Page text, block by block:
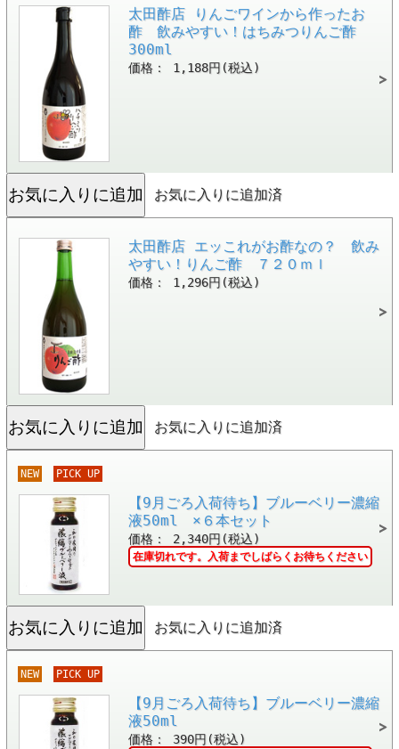
太田酢店 りんごワインから作ったお
酢 飲みやすい！はちみつりんご酢
300ml
価格： 1,188円(税込)
お気に入りに追加済
太田酢店 エッこれがお酢なの？ 飲み
やすい！りんご酢 ７２０ｍｌ
価格： 1,296円(税込)
お気に入りに追加済
NEW PICK UP
【9月ごろ入荷待ち】ブルーベリー濃縮
液50ml ×６本セット
価格： 2,340円(税込)
在庫切れです。入荷までしばらくお待ちください
お気に入りに追加済
NEW PICK UP
【9月ごろ入荷待ち】ブルーベリー濃縮
液50ml
価格： 390円(税込)